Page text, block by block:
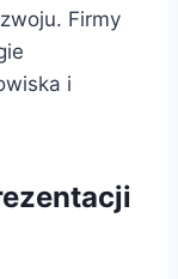
Firmy
i